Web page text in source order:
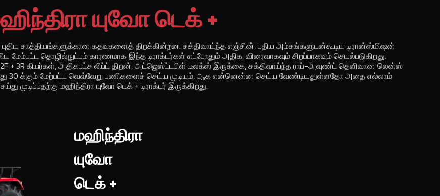
யுவோ டெக் +
புதிய சாத்தியங்களுக்கான கதவுகளைத் திறக்கின்றன. சக்திவாய்ந்த எஞ்சின், புதிய அம்சங்களுடன்கூடிய டிரான்ஸ்மிஷன்
தொழில்நுட்பம் காரணமாக இந்த டிராக்டர்கள் எப்போதும் அதிக, விரைவாகவும் சிறப்பாகவும் செயல்படுகிறது.
12F + 3R கியர்கள், அதிகபட்ச லிப்ட் திறன், அட்ஜெஸ்ட்டபிள் டீலக்ஸ் இருக்கை, சக்திவாய்ந்த ராப்-அவுண்ட் தெளிவான லென்ஸ்
30 க்கும் மேற்பட்ட வெவ்வேறு பணிகளைச் செய்ய முடியும், ஆக என்னென்ன செய்ய வேண்டியதுள்ளதோ அதை எல்லாம்
முடிப்பதற்கு மஹிந்திரா யுவோ டெக் + டிராக்டர் இருக்கிறது.
மஹிந்திரா
யுவோ
டெக் +